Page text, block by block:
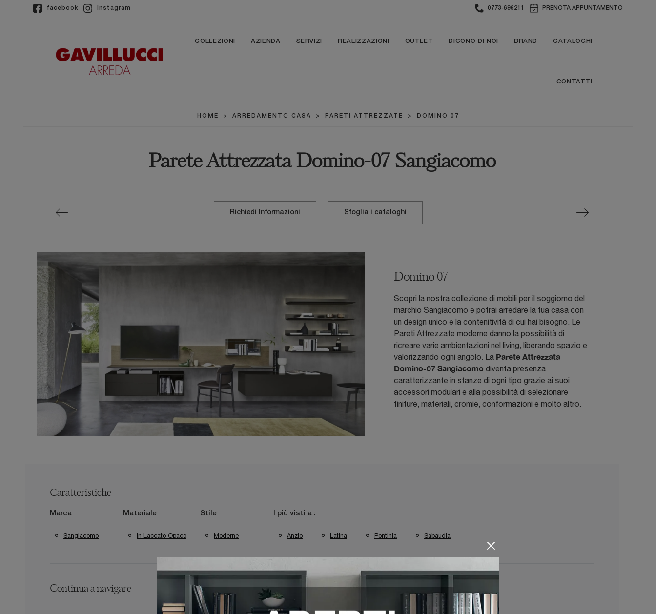
facebook instagram 0773-696211 PRENOTA APPUNTAMENTO
COLLEZIONI AZIENDA SERVIZI REALIZZAZIONI OUTLET DICONO DI NOI BRAND CATALOGHI
CONTATTI
HOME > ARREDAMENTO CASA > PARETI ATTREZZATE > DOMINO 07
Parete Attrezzata Domino-07 Sangiacomo
Richiedi Informazioni Sfoglia i cataloghi
Domino 07
Scopri la nostra collezione di mobili per il soggiorno del
marchio Sangiacomo e potrai arredare la tua casa con
un design unico e la contenitività di cui hai bisogno. Le
Pareti Attrezzate moderne danno la possibilità di
ricreare varie ambientazioni nel living, liberando spazio e
valorizzando ogni angolo. La Parete Attrezzata
Domino-07 Sangiacomo diventa presenza
caratterizzante in stanze di ogni tipo grazie ai suoi
accessori modulari e alla possibilità di selezionare
finiture, materiali, cromie, conformazioni e molto altro.
Caratteristiche
Marca
Sangiacomo
Materiale
In Laccato Opaco
Stile
Moderne
I più visti a :
Anzio Latina Pontinia Sabaudia
Continua a navigare